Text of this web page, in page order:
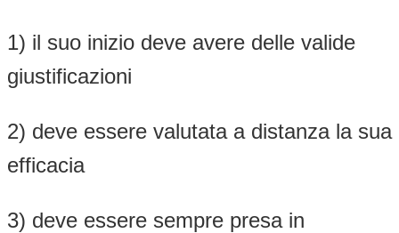
1) il suo inizio deve avere delle valide
giustificazioni
2) deve essere valutata a distanza la sua
efficacia
3) deve essere sempre presa in